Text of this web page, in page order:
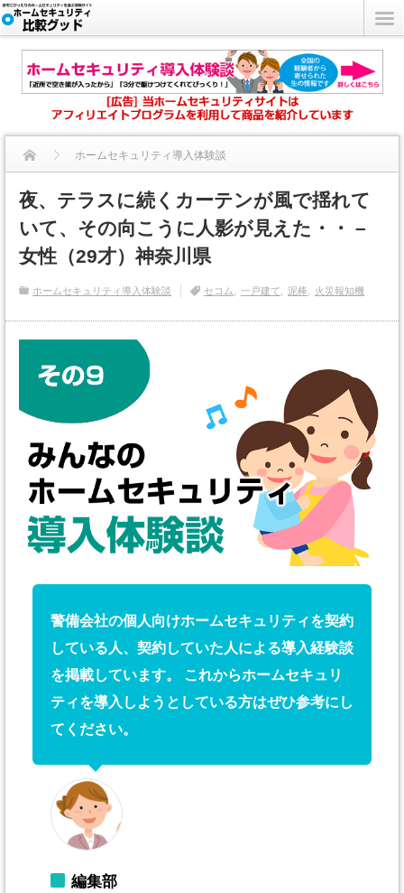
ホームセキュリティ導入体験談
夜、テラスに続くカーテンが風で揺れていて、その向こうに人影が...
夜、テラスに続くカーテンが風で揺れて
いて、その向こうに人影が見えた・・ –
女性（29才）神奈川県
ホームセキュリティ導入体験談 セコム 一戸建て 泥棒 火災報知機
警備会社の個人向けホームセキュリティを契約
している人、契約していた人による導入経験談
を掲載しています。 これからホームセキュリ
ティを導入しようとしている方はぜひ参考にし
てください。
編集部